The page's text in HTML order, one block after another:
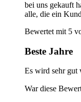
bei uns gekauft
alle, die ein
Bewertet mit 5
Beste Jahre
Es wird sehr gut
War diese